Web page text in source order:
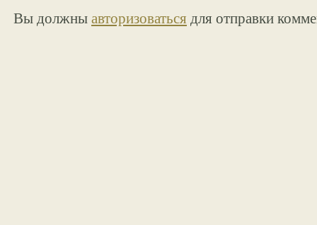
Вы должныавторизоваться для отправки